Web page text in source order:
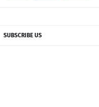
SUBSCRIBE US